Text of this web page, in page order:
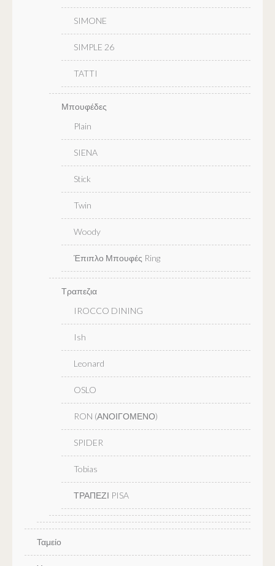
SIMONE
SIMPLE 26
TATTI
Μπουφέδες
Plain
SIENA
Stick
Twin
Woody
Έπιπλο Μπουφές Ring
Τραπεζια
IROCCO DINING
Ish
Leonard
OSLO
RON (ΑΝΟΙΓΟΜΕΝΟ)
SPIDER
Tobias
ΤΡΑΠΕΖΙ PISA
Ταμείο